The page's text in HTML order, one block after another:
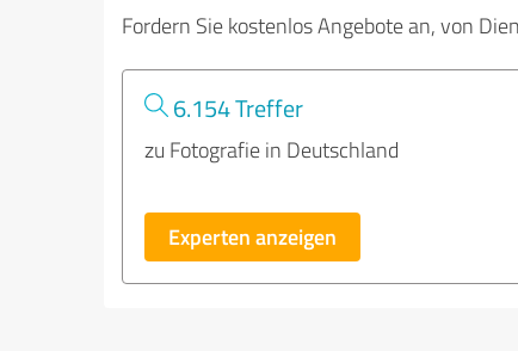
Fordern Sie kostenlos Angebote an, von
6.154 Treffer
zu Fotografie in Deutschland
Experten anzeigen